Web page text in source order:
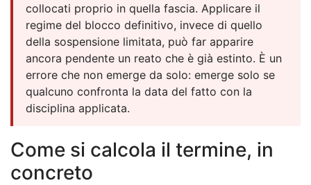
collocati proprio in quella fascia. Applicare il
regime del blocco definitivo, invece di quello
della sospensione limitata, può far apparire
ancora pendente un reato che è già estinto. È un
errore che non emerge da solo: emerge solo se
qualcuno confronta la data del fatto con la
disciplina applicata.
Come si calcola il termine, in
concreto